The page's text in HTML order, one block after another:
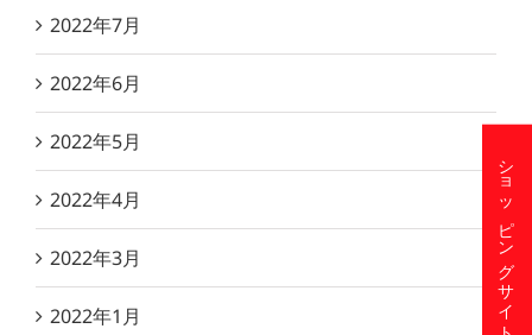
2022年7月
2022年6月
2022年5月
2022年4月
2022年3月
2022年1月 ショッピングサイト